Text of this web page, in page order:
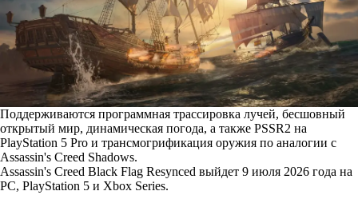
Поддерживаются программная трассировка лучей, бесшовный
открытый мир, динамическая погода, а также PSSR2 на
PlayStation 5 Pro и трансмогрификация оружия по аналогии с
Assassin's Creed Shadows.
Assassin's Creed Black Flag Resynced выйдет 9 июля 2026 года на
PC, PlayStation 5 и Xbox Series.